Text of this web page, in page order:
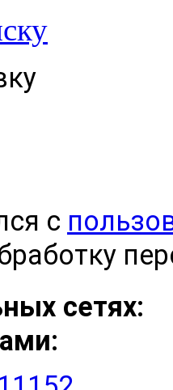
с
сетях: